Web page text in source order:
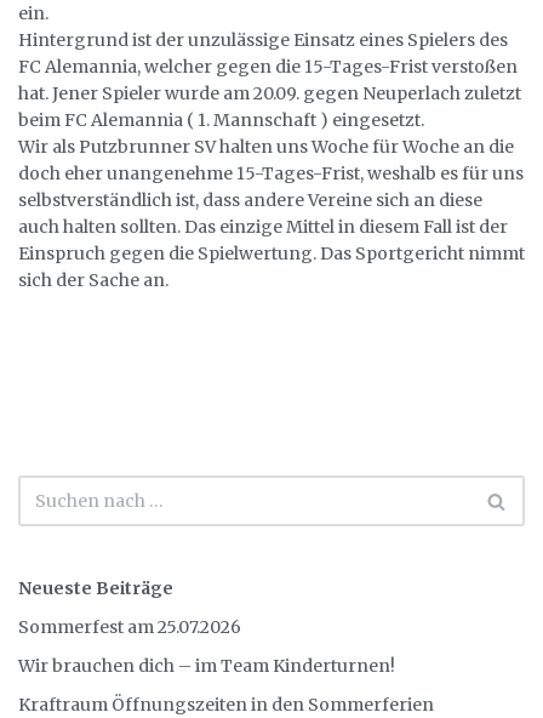
ein.
Hintergrund ist der unzulässige Einsatz eines Spielers des
FC Alemannia, welcher gegen die 15-Tages-Frist verstoßen
hat. Jener Spieler wurde am 20.09. gegen Neuperlach zuletzt
beim FC Alemannia ( 1. Mannschaft ) eingesetzt.
Wir als Putzbrunner SV halten uns Woche für Woche an die
doch eher unangenehme 15-Tages-Frist, weshalb es für uns
selbstverständlich ist, dass andere Vereine sich an diese
auch halten sollten. Das einzige Mittel in diesem Fall ist der
Einspruch gegen die Spielwertung. Das Sportgericht nimmt
sich der Sache an.
Neueste Beiträge
Sommerfest am 25.07.2026
Wir brauchen dich – im Team Kinderturnen!
Kraftraum Öffnungszeiten in den Sommerferien